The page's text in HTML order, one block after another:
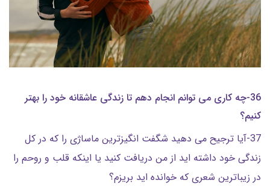
36-چه کاری می توانم انجام دهم تا زندگی عاشقانه خود را بهتر
کنیم؟
37-آیا ترجیح می دهید شگفت انگیزترین ماساژی را که در کل
زندگی خود داشته اید از من دریافت کنید یا اینکه قلب و روحم را
در زیباترین شعری که خوانده اید بریزم؟